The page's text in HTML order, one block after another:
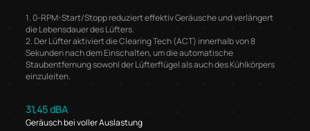
1. 0-RPM-Start/Stopp reduziert effektiv Geräusche und verlängert
die Lebensdauer des Lüfters.
2. Der Lüfter aktiviert die Clearing Tech (ACT) innerhalb von 8
Sekunden nach dem Einschalten, um die automatische
Staubentfernung sowohl der Lüfterflügel als auch des Kühlkörpers
einzuleiten.
31,45 dBA
Geräusch bei voller Auslastung